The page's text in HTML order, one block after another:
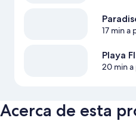
17 min a
Playa
20 min a
Acerca de esta